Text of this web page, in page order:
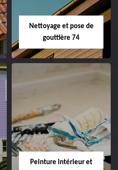
Nettoyage et pose de
gouttière 74
Peinture intérieur et